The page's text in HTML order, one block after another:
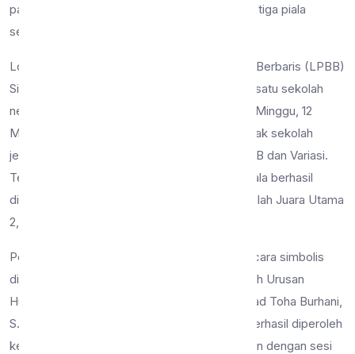
pasukan PASWIRA berhasil membawa pulang tiga piala
sekaligus ke bumi Wirajatama.
Lomba yang bertajuk Lomba Peraturan Baris-Berbaris (LPBB)
Singhasari Seri I tersebut diadakan oleh salah satu sekolah
negeri yakni SMP Negeri 21 Malang pada hari Minggu, 12
Maret 2023. Lomba tersebut diikuti oleh banyak sekolah
jenjang SMP/MTs se-Jawa Timur kategori PBB dan Variasi.
Terdapat 24 piala yang diperebutkan dan 3 piala berhasil
dibawa pulang oleh PASWIRA diantaranya adalah Juara Utama
2, PBB Terbaik 2, dan Variasi Terbaik 2.
Penyerahan piala di SMP Negeri 9 Malang secara simbolis
diserahkan langsung oleh Wakil Kepala Sekolah Urusan
Hubungan Masyarakat yakni Bapak Muhammad Toha Burhani,
S.Pd. Beliau menyerahkan ketiga piala yang berhasil diperoleh
kepada para anggota PASWIRA dan dilanjutkan dengan sesi